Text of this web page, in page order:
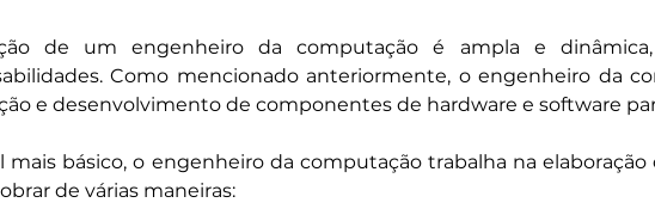
de um engenheiro da computação é ampla e
Como mencionado anteriormente, o engenheiro da
e desenvolvimento de componentes de hardware e software
mais básico, o engenheiro da computação trabalha na
de várias maneiras: